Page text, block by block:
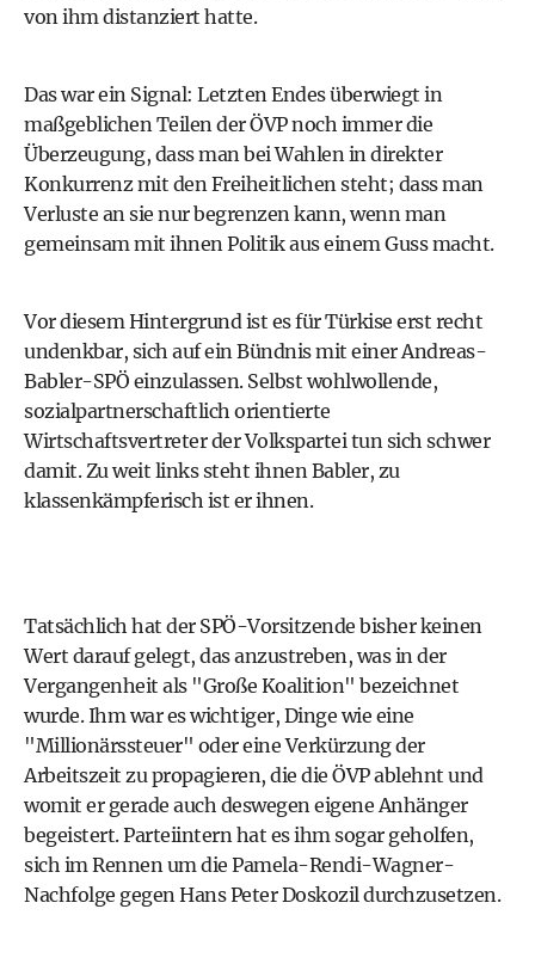
von ihm distanziert hatte.
Das war ein Signal: Letzten Endes überwiegt in
maßgeblichen Teilen der ÖVP noch immer die
Überzeugung, dass man bei Wahlen in direkter
Konkurrenz mit den Freiheitlichen steht; dass man
Verluste an sie nur begrenzen kann, wenn man
gemeinsam mit ihnen Politik aus einem Guss macht.
Vor diesem Hintergrund ist es für Türkise erst recht
undenkbar, sich auf ein Bündnis mit einerAndreas-
Babler-SPÖ einzulassen. Selbst wohlwollende,
sozialpartnerschaftlich orientierte
Wirtschaftsvertreter der Volkspartei tun sich schwer
damit. Zu weit links steht ihnen Babler, zu
klassenkämpferisch ist er ihnen.
Tatsächlich hat der SPÖ-Vorsitzende bisher keinen
Wert darauf gelegt, das anzustreben, was in der
Vergangenheit als "Große Koalition" bezeichnet
wurde. Ihm war es wichtiger, Dinge wie eine
"Millionärssteuer" oder eine Verkürzung der
Arbeitszeit zu propagieren, die die ÖVP ablehnt und
womit er gerade auch deswegen eigene Anhänger
begeistert. Parteiintern hat es ihm sogar geholfen,
sich im Rennen um die Pamela-Rendi-Wagner-
Nachfolge gegenHans Peter Doskozildurchzusetzen.